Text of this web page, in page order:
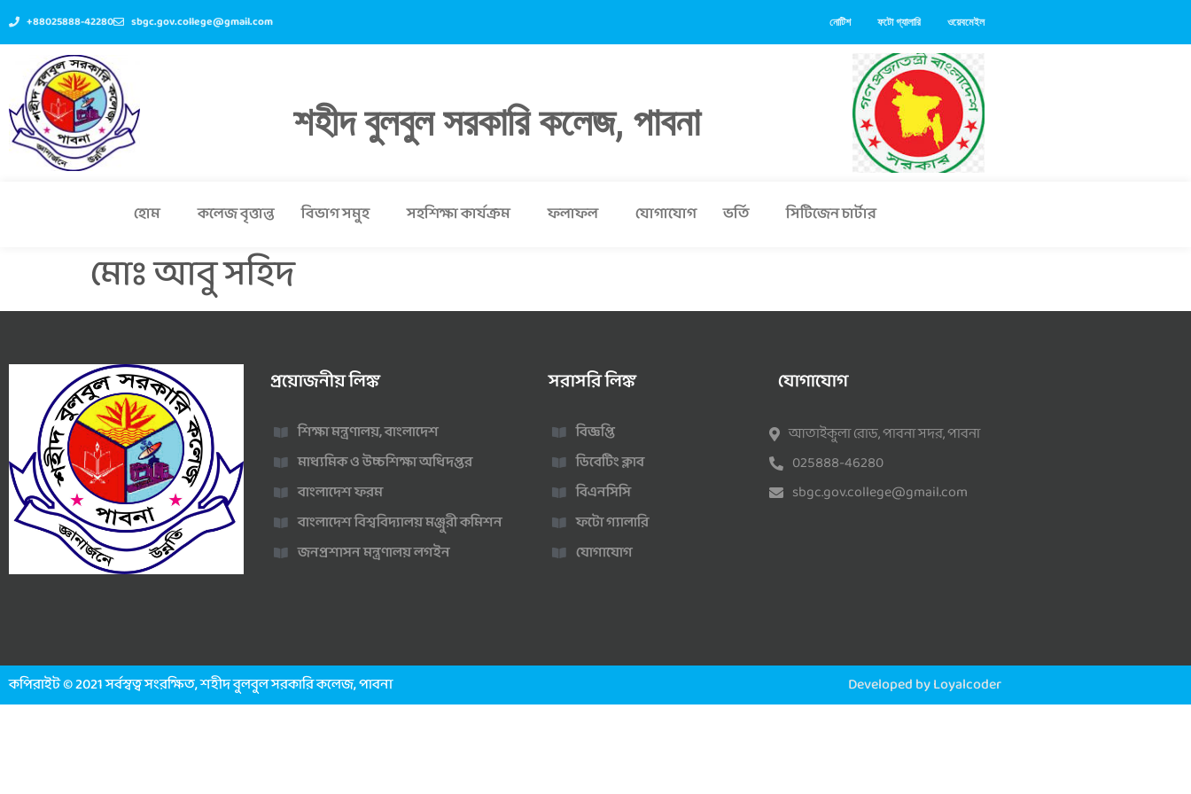
+88025888-42280 sbgc.gov.college@gmail.com নোটিশ ফটো গ্যালারি ওয়েবমেইল
শহীদ বুলবুল সরকারি কলেজ, পাবনা
হোম কলেজ বৃত্তান্ত বিভাগ সমুহ সহশিক্ষা কার্যক্রম ফলাফল যোগাযোগ ভর্তি সিটিজেন চার্টার
মোঃ আবু সহিদ
প্রয়োজনীয় লিঙ্ক
শিক্ষা মন্ত্রণালয়, বাংলাদেশ
মাধ্যমিক ও উচ্চশিক্ষা অধিদপ্তর
বাংলাদেশ ফরম
বাংলাদেশ বিশ্ববিদ্যালয় মঞ্জুরী কমিশন
জনপ্রশাসন মন্ত্রণালয় লগইন
সরাসরি লিঙ্ক
বিজ্ঞপ্তি
ডিবেটিং ক্লাব
বিএনসিসি
ফটো গ্যালারি
যোগাযোগ
যোগাযোগ
আতাইকুলা রোড, পাবনা সদর, পাবনা
025888-46280
sbgc.gov.college@gmail.com
কপিরাইট © 2021 সর্বস্বত্ব সংরক্ষিত, শহীদ বুলবুল সরকারি কলেজ, পাবনা Developed by Loyalcoder